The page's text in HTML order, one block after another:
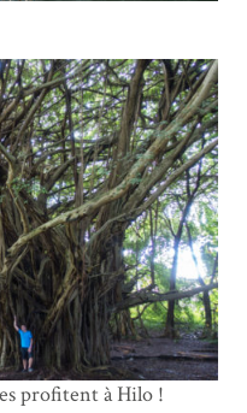
profitent à Hilo !